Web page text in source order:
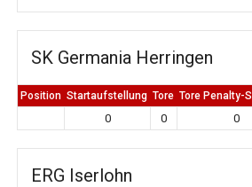
SK Germania Herringen
Position Startaufstellung Tore Tore Penalty-
0 0 0
ERG Iserlohn